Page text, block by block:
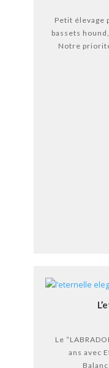
Petit élevage
bassets
Notre
chiots de
Visitez notre
Le
ans avec